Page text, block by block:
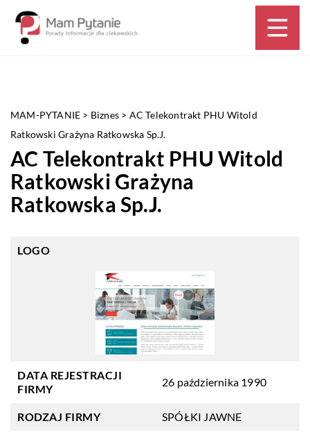
MAM-PYTANIE > Biznes > AC Telekontrakt PHU Witold
Ratkowski Grażyna Ratkowska Sp.J.
AC Telekontrakt PHU Witold
Ratkowski Grażyna
Ratkowska Sp.J.
LOGO
DATA REJESTRACJI
FIRMY
26 października 1990
RODZAJ FIRMY SPÓŁKI JAWNE